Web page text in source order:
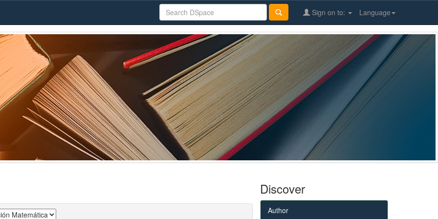
Language
Sign on to:
Discover
Author